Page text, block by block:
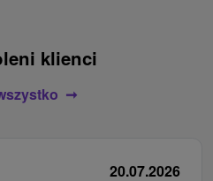
klienci
20.07.2026